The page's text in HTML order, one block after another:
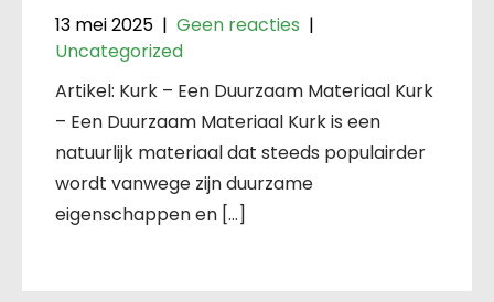
13 mei 2025 | Geen reacties |
Uncategorized
Artikel: Kurk – Een Duurzaam Materiaal Kurk
– Een Duurzaam Materiaal Kurk is een
natuurlijk materiaal dat steeds populairder
wordt vanwege zijn duurzame
eigenschappen en […]